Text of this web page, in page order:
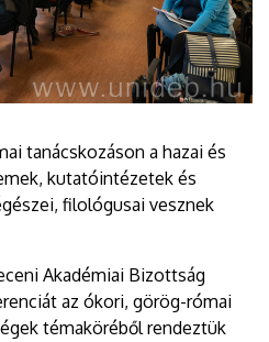
tanácskozáson a hazai és
kutatóintézetek és
filológusai vesznek
Akadémiai Bizottság
az ókori, görög-római
témaköréből rendeztük